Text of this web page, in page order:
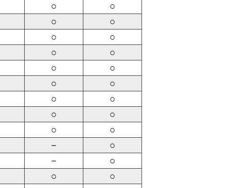
○ ○
○ ○
○ ○
○ ○
○ ○
○ ○
○ ○
○ ○
○ ○
－ ○
－ ○
○
○